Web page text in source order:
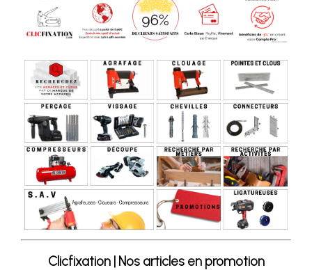
Clicfixation | Nos articles en promotion